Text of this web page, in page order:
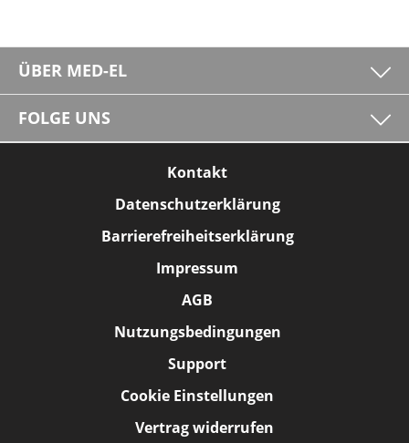
ÜBER MED-EL
FOLGE UNS
Kontakt
Datenschutzerklärung
Barrierefreiheitserklärung
Impressum
AGB
Nutzungsbedingungen
Support
Cookie Einstellungen
Vertrag widerrufen